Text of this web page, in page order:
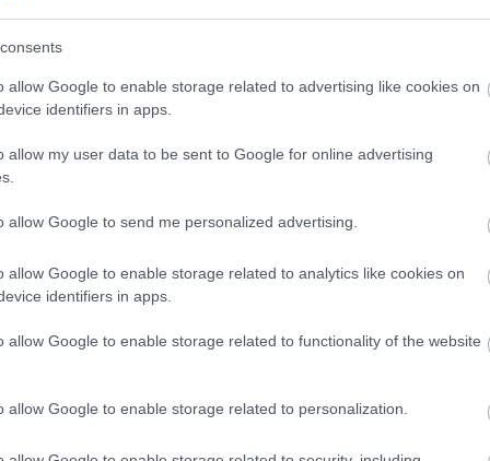
allow Google to enable storage related to advertising like cookies on
identifiers in apps.
allow my user data to be sent to Google for online advertising
allow Google to send me personalized advertising.
allow Google to enable storage related to analytics like cookies on
identifiers in apps.
allow Google to enable storage related to functionality of the website
allow Google to enable storage related to personalization.
készségek fejlesztése javítja az
interperszonális kapcsolatokat, segítve az
kapcsolatokat alakítson ki.
során elsajátított technikák, mint például a
készségek, segítenek az egyénnek a stressz
hatékony kezelésében.
5. Pozitív életszemlélet: A pozitív
hozzáállást, ami javítja az általános